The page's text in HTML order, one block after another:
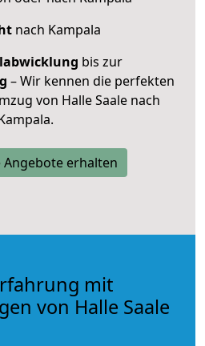
nach Kampala
bis zur
– Wir kennen die perfekten
von Halle Saale nach
Angebote erhalten
mit
von Halle Saale